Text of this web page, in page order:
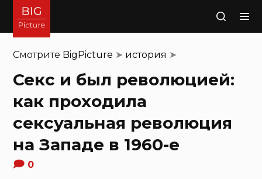
Поиск
Смотрите BigPicture ➤ история ➤
Секс и был революцией:
как проходила
сексуальная революция
на Западе в 1960-е
0